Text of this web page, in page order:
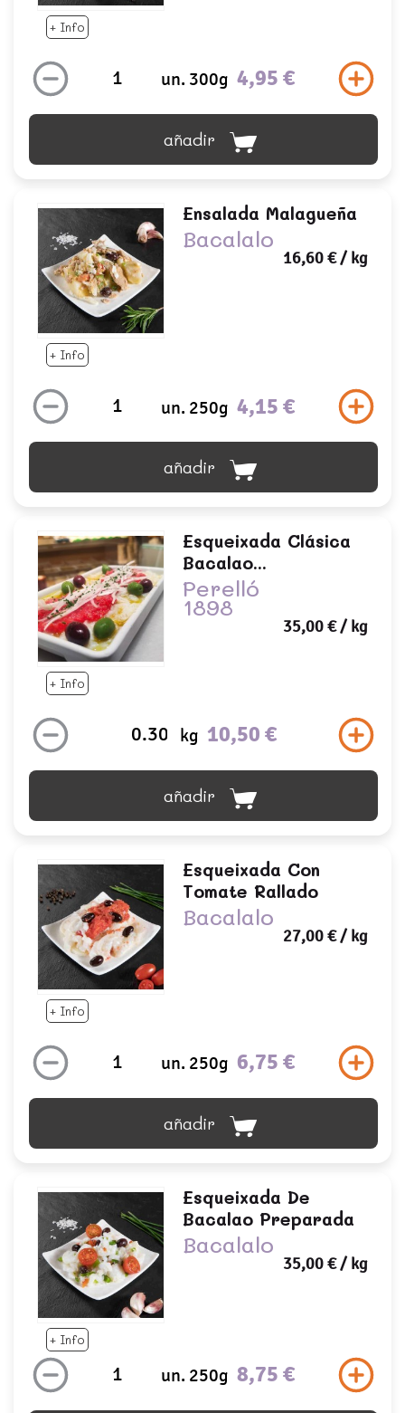
+ Info
un. 300g 4,95 €
añadir
+ Info
Ensalada Malagueña
Bacalalo
16,60 €/ kg
un. 250g 4,15 €
añadir
+ Info
Esqueixada Clásica
Bacalao...
Perelló
1898
35,00 €/ kg
kg 10,50 €
añadir
+ Info
Esqueixada Con
Tomate Rallado
Bacalalo
27,00 €/ kg
un. 250g 6,75 €
añadir
+ Info
Esqueixada De
Bacalao Preparada
Bacalalo
35,00 €/ kg
un. 250g 8,75 €